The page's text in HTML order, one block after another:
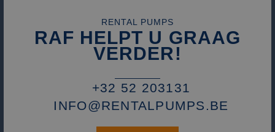
RENTAL PUMPS
RAF HELPT U GRAAG
VERDER!
+32 52 203131
INFO@RENTALPUMPS.BE